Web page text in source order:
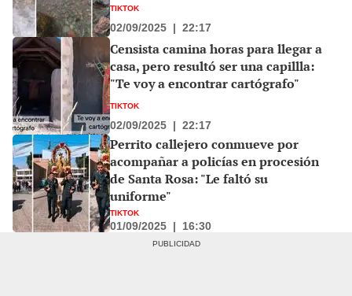
TIKTOK
02/09/2025 | 22:17
Censista camina horas para llegar a
casa, pero resultó ser una capillla:
"Te voy a encontrar cartógrafo"
TIKTOK
02/09/2025 | 22:17
Perrito callejero conmueve por
acompañar a policías en procesión
de Santa Rosa: "Le faltó su
uniforme"
TIKTOK
01/09/2025 | 16:30